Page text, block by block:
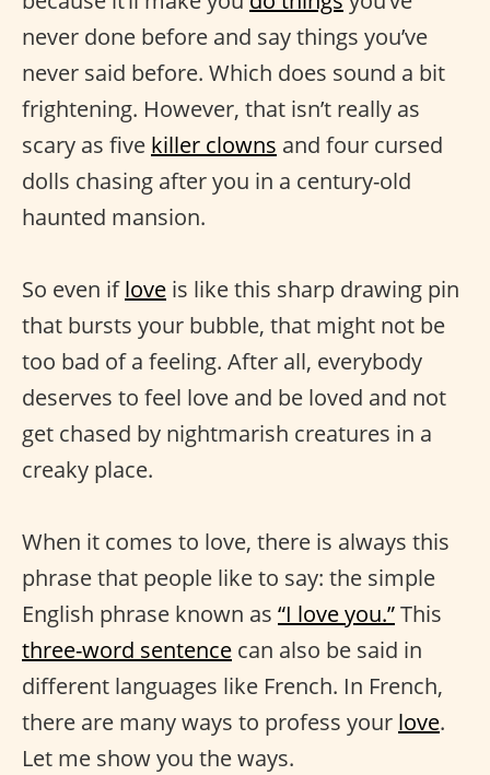
never done before and say things you’ve
never said before. Which does sound a bit
frightening. However, that isn’t really as
scary as five killer clowns and four cursed
dolls chasing after you in a century-old
haunted mansion.
So even iflove is like this sharp drawing pin
that bursts your bubble, that might not be
too bad of a feeling. After all, everybody
deserves to feel love and be loved and not
get chased by nightmarish creatures in a
creaky place.
When it comes to love, there is always this
phrase that people like to say: the simple
English phrase known as “I love you.”This
three-word sentence can also be said in
different languages like French. In French,
there are many ways to profess your love.
Let me show you the ways.